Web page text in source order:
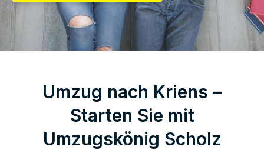
Umzug nach Kriens –
Starten Sie mit
Umzugskönig Scholz